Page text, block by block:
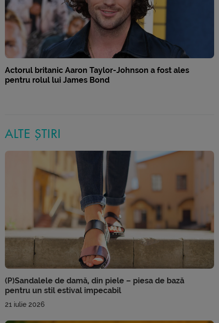
Actorul britanic Aaron Taylor-Johnson a fost ales
pentru rolul lui James Bond
ALTE ȘTIRI
(P)Sandalele de damă, din piele – piesa de bază
pentru un stil estival impecabil
21 iulie 2026